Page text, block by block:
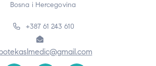
Bosna i Hercegovina
+387 61 243 610